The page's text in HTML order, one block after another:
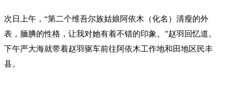
次日上午，“第二个维吾尔族姑娘阿依木（化名）清瘦的外
表，腼腆的性格，让我对她有着不错的印象。”赵羽回忆道。
下午严大海就带着赵羽驱车前往阿依木工作地和田地区民丰
县。